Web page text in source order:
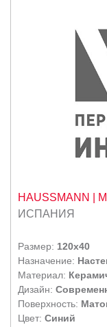
HAUSSMANN |
ИСПАНИЯ
Размер: 120x40
Назначение:
Материал:
Дизайн:
Поверхность:
Цвет: Синий